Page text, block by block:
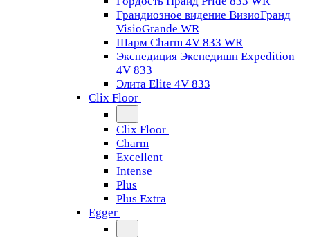
Грандиозное видение ВизиоГранд
VisioGrande WR
Шарм Charm 4V 833 WR
Экспедиция Экспедишн Expedition
4V 833
Элита Elite 4V 833
Clix Floor
Clix Floor
Charm
Excellent
Intense
Plus
Plus Extra
Egger